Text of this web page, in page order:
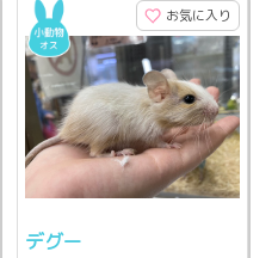
お気に入り
デグー